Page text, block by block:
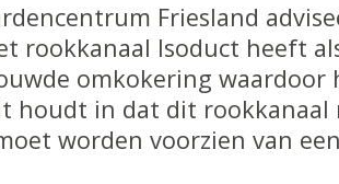
Friesland
rookkanaal Isoduct heeft
omkokering waardoor
houdt in dat dit
worden voorzien van